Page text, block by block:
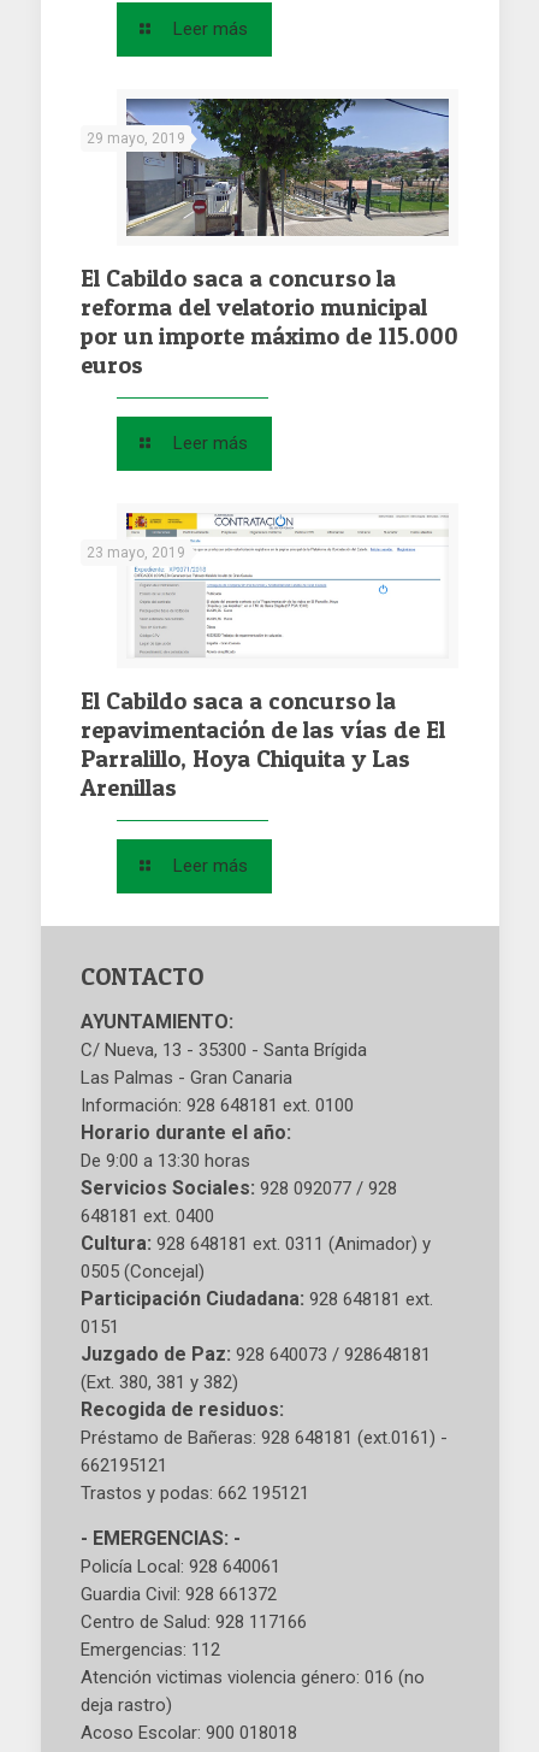
Leer más
29 mayo, 2019
El Cabildo saca a concurso la
reforma del velatorio municipal
por un importe máximo de 115.000
euros
Leer más
23 mayo, 2019
El Cabildo saca a concurso la
repavimentación de las vías de El
Parralillo, Hoya Chiquita y Las
Arenillas
Leer más
CONTACTO
AYUNTAMIENTO:
C/ Nueva, 13 - 35300 - Santa Brígida
Las Palmas - Gran Canaria
Información: 928 648181 ext. 0100
Horario durante el año:
De 9:00 a 13:30 horas
Servicios Sociales: 928 092077 / 928
648181 ext. 0400
Cultura: 928 648181 ext. 0311 (Animador) y
0505 (Concejal)
Participación Ciudadana: 928 648181 ext.
0151
Juzgado de Paz: 928 640073 / 928648181
(Ext. 380, 381 y 382)
Recogida de residuos:
Préstamo de Bañeras: 928 648181 (ext.0161) -
662195121
Trastos y podas: 662 195121
- EMERGENCIAS: -
Policía Local: 928 640061
Guardia Civil: 928 661372
Centro de Salud: 928 117166
Emergencias: 112
Atención victimas violencia género: 016 (no
deja rastro)
Acoso Escolar: 900 018018